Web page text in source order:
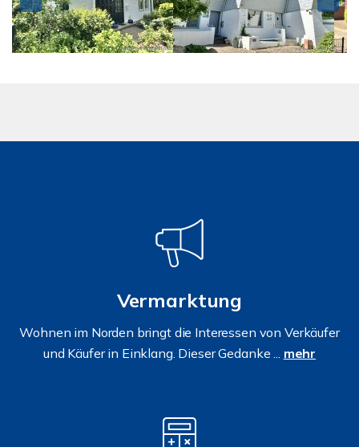
Vermarktung
Wohnen im Norden bringt die Interessen von Verkäufer
und Käufer in Einklang. Dieser Gedanke ... mehr